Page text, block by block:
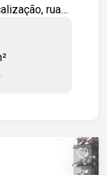
rua
ou agendar